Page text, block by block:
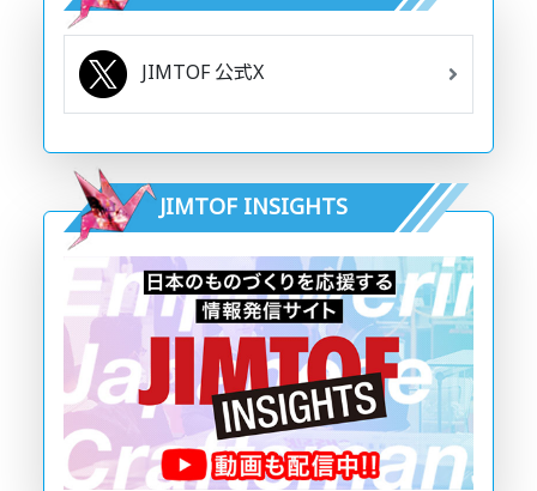
JIMTOF 公式X
JIMTOF INSIGHTS